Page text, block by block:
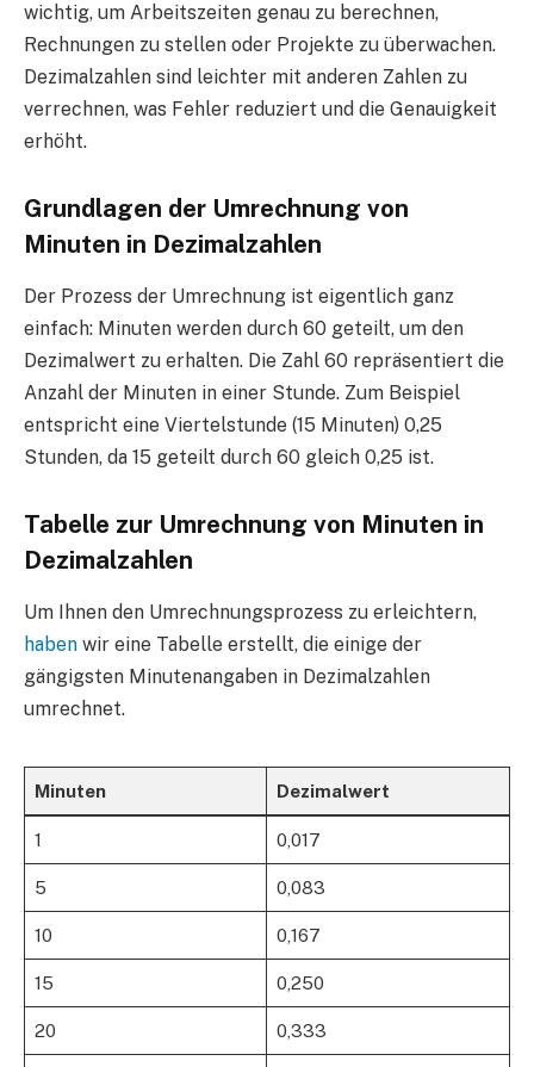
wichtig, um Arbeitszeiten genau zu berechnen,
Rechnungen zu stellen oder Projekte zu überwachen.
Dezimalzahlen sind leichter mit anderen Zahlen zu
verrechnen, was Fehler reduziert und die Genauigkeit
erhöht.
Grundlagen der Umrechnung von
Minuten in Dezimalzahlen
Der Prozess der Umrechnung ist eigentlich ganz
einfach: Minuten werden durch 60 geteilt, um den
Dezimalwert zu erhalten. Die Zahl 60 repräsentiert die
Anzahl der Minuten in einer Stunde. Zum Beispiel
entspricht eine Viertelstunde (15 Minuten) 0,25
Stunden, da 15 geteilt durch 60 gleich 0,25 ist.
Tabelle zur Umrechnung von Minuten in
Dezimalzahlen
Um Ihnen den Umrechnungsprozess zu erleichtern,
haben wir eine Tabelle erstellt, die einige der
gängigsten Minutenangaben in Dezimalzahlen
umrechnet.
Minuten Dezimalwert
1 0,017
5 0,083
10 0,167
15 0,250
20 0,333